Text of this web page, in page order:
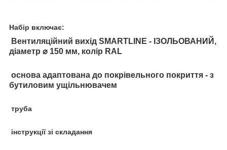
Набір включає:
Вентиляційний вихід SMARTLINE - ІЗОЛЬОВАНИЙ,
діаметр ⌀ 150 мм, колір RAL
основа адаптована до покрівельного покриття - з
бутиловим ущільнювачем
труба
інструкції зі складання